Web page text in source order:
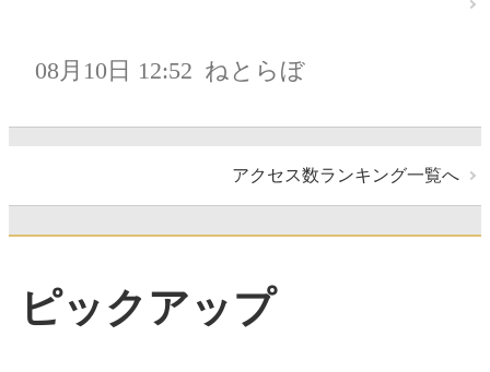
08月10日 12:52 ねとらぼ
アクセス数ランキング一覧へ
ピックアップ